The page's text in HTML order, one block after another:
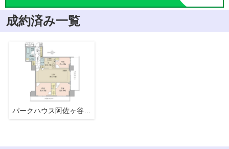
成約済み一覧
パークハウス阿佐ヶ谷レジデンス